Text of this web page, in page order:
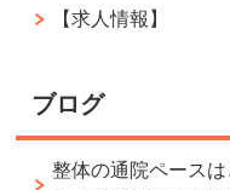
【求人情報】
ブログ
整体の通院ペース